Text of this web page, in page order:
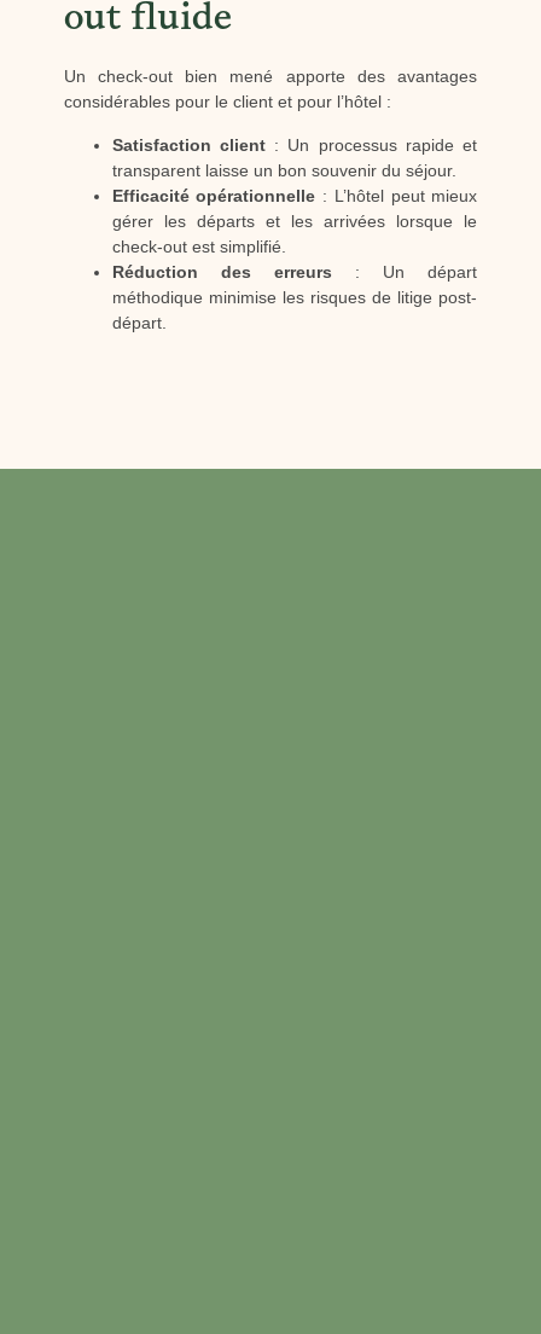
out fluide
Un check-out bien mené apporte des avantages
considérables pour le client et pour l’hôtel :
Satisfaction client : Un processus rapide et
transparent laisse un bon souvenir du séjour.
Efficacité opérationnelle : L’hôtel peut mieux
gérer les départs et les arrivées lorsque le
check-out est simplifié.
Réduction des erreurs : Un départ
méthodique minimise les risques de litige post-
départ.